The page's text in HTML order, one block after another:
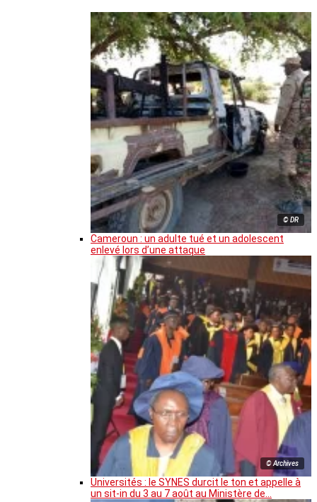
© DR
Cameroun : un adulte tué et un adolescent
enlevé lors d’une attaque
© Archives
Universités : le SYNES durcit le ton et appelle à
un sit-in du 3 au 7 août au Ministère de…